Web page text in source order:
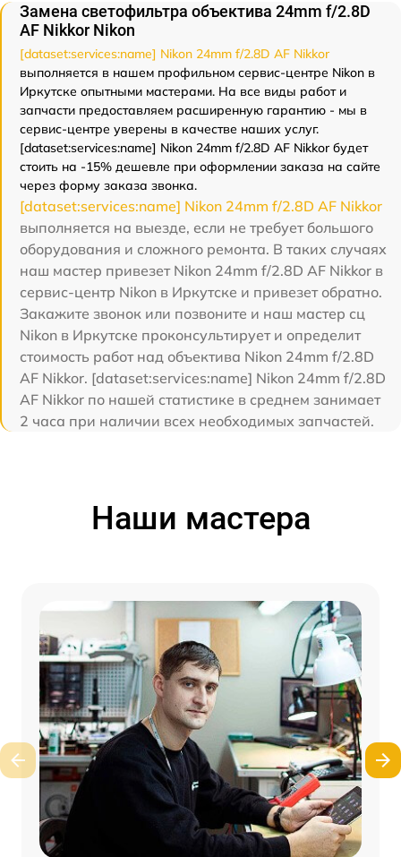
Замена светофильтра объектива 24mm f/2.8D
AF Nikkor Nikon
[dataset:services:name] Nikon 24mm f/2.8D AF Nikkor
выполняется в нашем профильном сервис-центре Nikon в
Иркутске опытными мастерами. На все виды работ и
запчасти предоставляем расширенную гарантию - мы в
сервис-центре уверены в качестве наших услуг.
[dataset:services:name] Nikon 24mm f/2.8D AF Nikkor будет
стоить на -15% дешевле при оформлении заказа на сайте
через форму заказа звонка.
[dataset:services:name] Nikon 24mm f/2.8D AF Nikkor
выполняется на выезде, если не требует большого
оборудования и сложного ремонта. В таких случаях
наш мастер привезет Nikon 24mm f/2.8D AF Nikkor в
сервис-центр Nikon в Иркутске и привезет обратно.
Закажите звонок или позвоните и наш мастер сц
Nikon в Иркутске проконсультирует и определит
стоимость работ над объектива Nikon 24mm f/2.8D
AF Nikkor. [dataset:services:name] Nikon 24mm f/2.8D
AF Nikkor по нашей статистике в среднем занимает
2 часа при наличии всех необходимых запчастей.
Наши мастера